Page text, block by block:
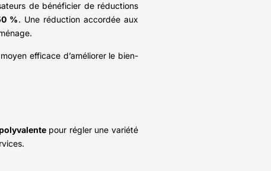
de bénéficier de réductions
%. Une réduction accordée aux
efficace d’améliorer le bien-
pour régler une variété